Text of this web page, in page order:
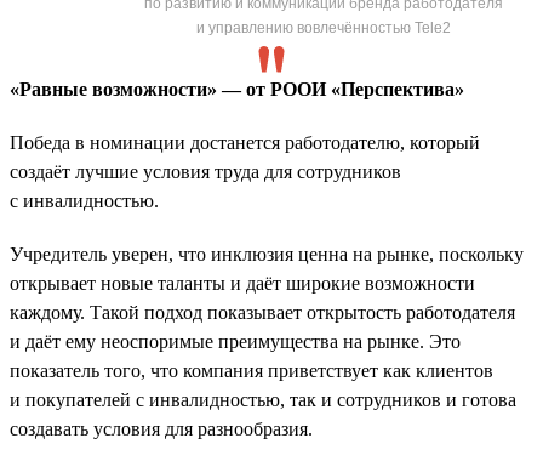
по развитию и коммуникации бренда работодателя
и управлению вовлечённостью Tele2
«Равные возможности» — от РООИ «Перспектива»
Победа в номинации достанется работодателю, который
создаёт лучшие условия труда для сотрудников
с инвалидностью.
Учредитель уверен, что инклюзия ценна на рынке, поскольку
открывает новые таланты и даёт широкие возможности
каждому. Такой подход показывает открытость работодателя
и даёт ему неоспоримые преимущества на рынке. Это
показатель того, что компания приветствует как клиентов
и покупателей с инвалидностью, так и сотрудников и готова
создавать условия для разнообразия.